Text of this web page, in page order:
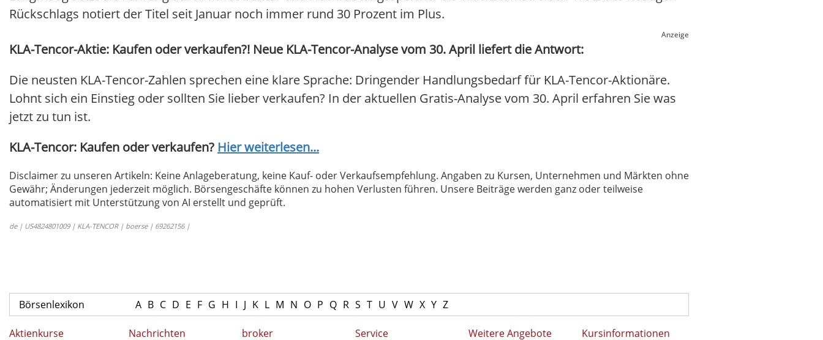
Rückschlags notiert der Titel seit Januar noch immer rund 30 Prozent im Plus.
Anzeige
KLA-Tencor-Aktie: Kaufen oder verkaufen?! Neue KLA-Tencor-Analyse vom 30. April liefert die Antwort:
Die neusten KLA-Tencor-Zahlen sprechen eine klare Sprache: Dringender Handlungsbedarf für KLA-Tencor-Aktionäre.
Lohnt sich ein Einstieg oder sollten Sie lieber verkaufen? In der aktuellen Gratis-Analyse vom 30. April erfahren Sie was
jetzt zu tun ist.
KLA-Tencor: Kaufen oder verkaufen? Hier weiterlesen...
Disclaimer zu unseren Artikeln: Keine Anlageberatung, keine Kauf- oder Verkaufsempfehlung. Angaben zu Kursen, Unternehmen und Märkten ohne
Gewähr; Änderungen jederzeit möglich. Börsengeschäfte können zu hohen Verlusten führen. Unsere Beiträge werden ganz oder teilweise
automatisiert mit Unterstützung von AI erstellt und geprüft.
de | US4824801009 | KLA-TENCOR | boerse | 69262156 |
Börsenlexikon A B C D E F G H I J K L M N O P Q R S T U V W X Y Z
Aktienkurse Nachrichten broker Service Weitere Angebote Kursinformationen